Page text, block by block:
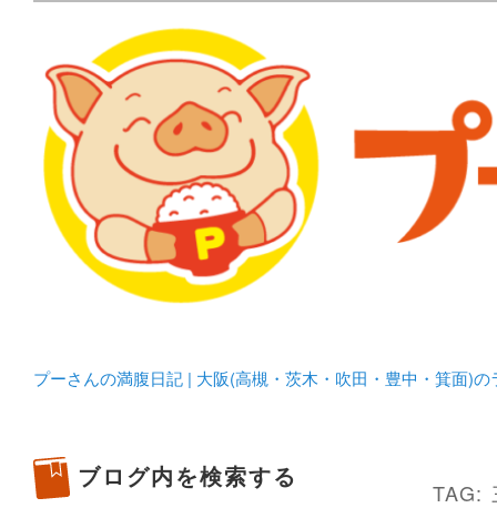
プーさんの満腹日記 |
豊中・箕面)のランチ＆
化してます。
プーさんの満腹日記 | 大阪(高槻・茨木・吹田・豊中・箕面)
TAG:
ブログ内を検索する